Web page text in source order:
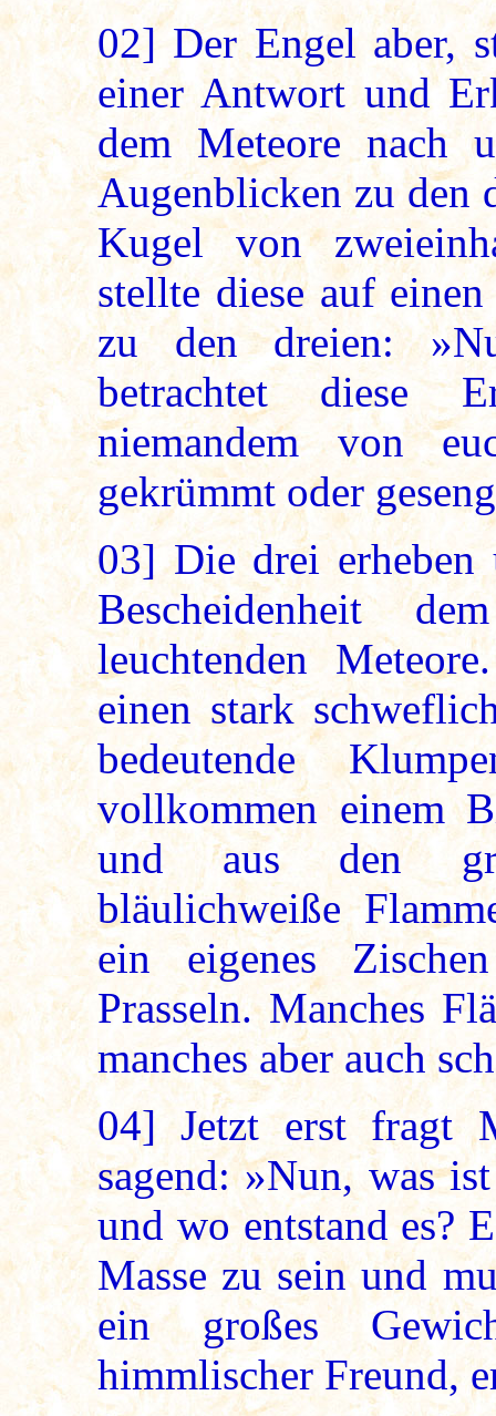
02]Der Engel aber,
einer Antwort und
dem Meteore nach
Augenblicken zu den
Kugel von
stellte diese auf
zu den dreien:
betrachtet diese
niemandem von
gekrümmt oder
03] Die drei erheben
Bescheidenheit
leuchtenden
einen stark
bedeutende
vollkommen einem
und aus den
bläulichweiße
ein eigenes
Prasseln. Manches
manches aber auch
04] Jetzt erst fragt
sagend: »Nun, was
und wo entstand es?
Masse zu sein und
ein großes
himmlischer Freund,